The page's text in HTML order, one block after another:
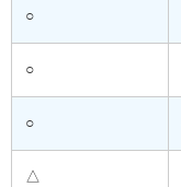
○
○
○
△